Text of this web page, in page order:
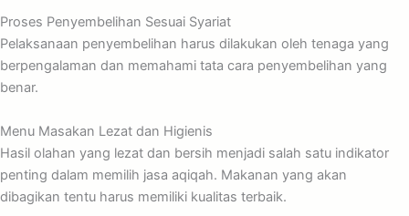
Proses Penyembelihan Sesuai Syariat
Pelaksanaan penyembelihan harus dilakukan oleh tenaga yang
berpengalaman dan memahami tata cara penyembelihan yang
benar.
Menu Masakan Lezat dan Higienis
Hasil olahan yang lezat dan bersih menjadi salah satu indikator
penting dalam memilih jasa aqiqah. Makanan yang akan
dibagikan tentu harus memiliki kualitas terbaik.